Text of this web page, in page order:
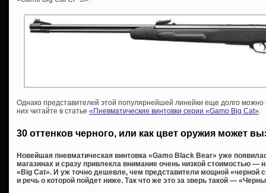
Однако представителей этой популярнейшей линейки еще долго
них читайте в статье «Пневматические винтовки серии «Gamo Big Cat».
30 оттенков черного, или как цвет оружия может
Новейшая пневматическая винтовка «Gamo Black Bear» уже
магазинах и сразу привлекла внимание очень низкой стоимостью
«Big Cat». И уж точно дешевле, чем представители мощной «черной
и речь о которой пойдет ниже. Так что же это за зверь такой —